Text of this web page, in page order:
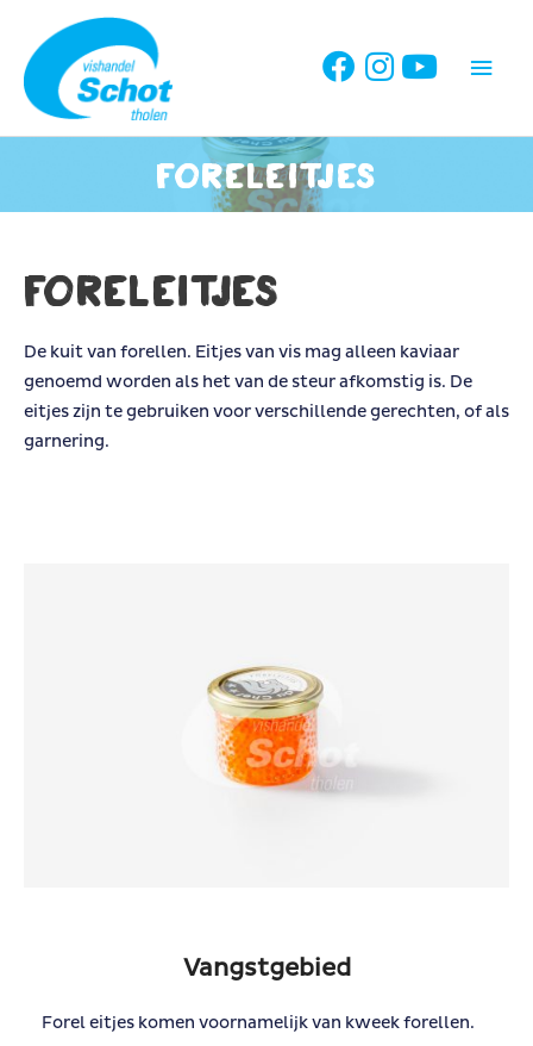
inhoud
Foreleitjes
Foreleitjes
De kuit van forellen. Eitjes van vis mag alleen kaviaar
genoemd worden als het van de steur afkomstig is. De
eitjes zijn te gebruiken voor verschillende gerechten, of als
garnering.
Vangstgebied
Forel eitjes komen voornamelijk van kweek forellen.